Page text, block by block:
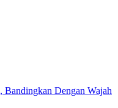
Dengan Wajah